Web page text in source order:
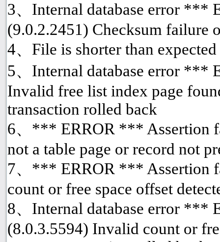
3、Internal database error ***
(9.0.2.2451) Checksum failure
4、File is shorter than expected
5、Internal database error ***
Invalid free list index page
transaction rolled back
6、*** ERROR *** Assertion
not a table page or record not
7、*** ERROR *** Assertion
count or free space offset
8、Internal database error ***
(8.0.3.5594) Invalid count or